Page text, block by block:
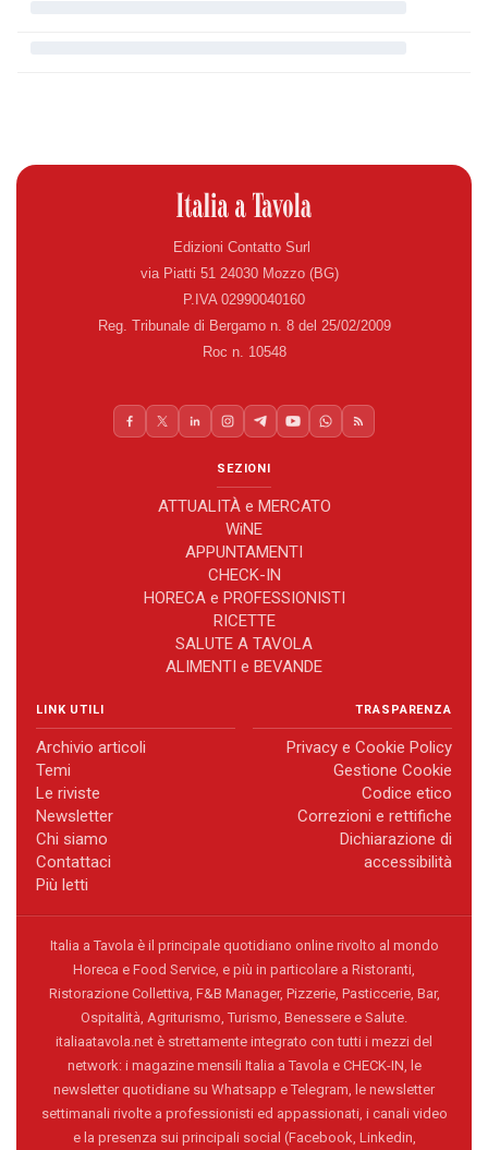
Edizioni Contatto Surl
via Piatti 51 24030 Mozzo (BG)
P.IVA 02990040160
Reg. Tribunale di Bergamo n. 8 del 25/02/2009
Roc n. 10548
SEZIONI
ATTUALITÀ e MERCATO
WiNE
APPUNTAMENTI
CHECK-IN
HORECA e PROFESSIONISTI
RICETTE
SALUTE A TAVOLA
ALIMENTI e BEVANDE
LINK UTILI
Archivio articoli
Temi
Le riviste
Newsletter
Chi siamo
Contattaci
Più letti
TRASPARENZA
Privacy e Cookie Policy
Gestione Cookie
Codice etico
Correzioni e rettifiche
Dichiarazione di
accessibilità
Italia a Tavola è il principale quotidiano online rivolto al mondo
Horeca e Food Service, e più in particolare a Ristoranti,
Ristorazione Collettiva, F&B Manager, Pizzerie, Pasticcerie, Bar,
Ospitalità, Agriturismo, Turismo, Benessere e Salute.
italiaatavola.net è strettamente integrato con tutti i mezzi del
network: i magazine mensili Italia a Tavola e CHECK-IN, le
newsletter quotidiane su Whatsapp e Telegram, le newsletter
settimanali rivolte a professionisti ed appassionati, i canali video
e la presenza sui principali social (Facebook, Linkedin,